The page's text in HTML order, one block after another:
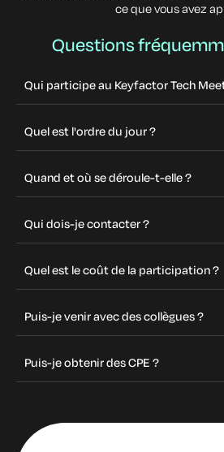
ce que vous avez
Questions
Qui participe au Keyfactor Tech
Quel est l'ordre du jour ?
Quand et où se déroule-t-elle ?
Qui dois-je contacter ?
Quel est le coût de la participation ?
Puis-je venir avec des collègues ?
Puis-je obtenir des CPE ?